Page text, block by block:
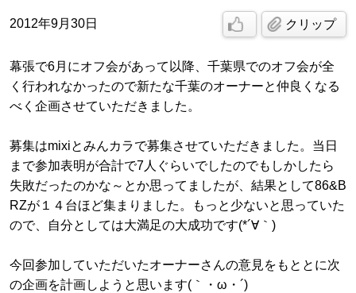
2012年9月30日 クリップ
幕張で6月にオフ会があって以降、千葉県でのオフ会が全
く行われなかったので新たな千葉のオーナーと仲良くなる
べく企画させていただきました。
募集はmixiとみんカラで募集させていただきました。当日
まで参加表明が合計で7人ぐらいでしたのでもしかしたら
失敗だったのかな～とか思ってましたが、結果として86&B
RZが１４台ほど集まりました。もっと少ないと思っていた
ので、自分としては大満足の大成功です(*´∀｀)
今回参加していただいたオーナーさんの意見をもととに次
の企画を計画しようと思います(｀・ω・´)